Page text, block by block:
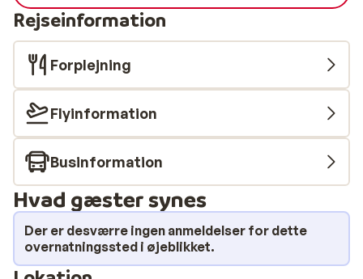
Rejseinformation
Forplejning
Flyinformation
Businformation
Hvad gæster synes
Der er desværre ingen anmeldelser for dette
overnatningssted i øjeblikket.